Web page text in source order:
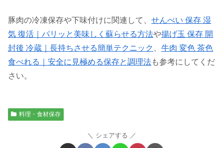
豚肉の冷凍保存や下味付けに関連して、 せんべい 保存 湿
気 復活｜パリッと美味しく蘇らせる方法や揚げ玉 保存 開
封後 冷蔵｜長持ちさせる簡単テクニック
牛肉 変色 茶色
食べれる｜安全に見極める保存と調理法も参考にしてくだ
さい。
料理・食材保存
シェアする